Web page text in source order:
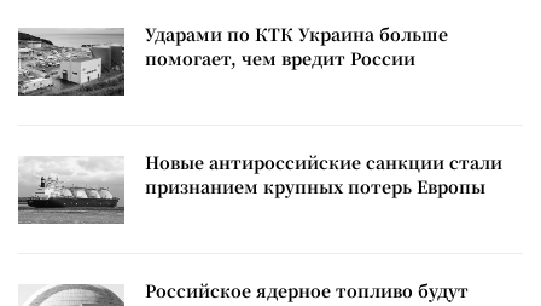
Ударами по КТК Украина больше
помогает, чем вредит России
Новые антироссийские санкции стали
признанием крупных потерь Европы
Российское ядерное топливо будут